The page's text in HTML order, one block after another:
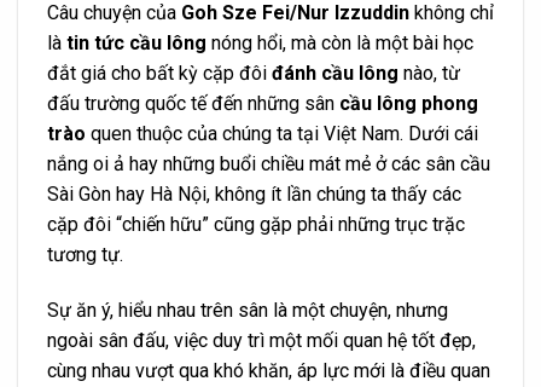
Câu chuyện của Goh Sze Fei/Nur Izzuddin không chỉ
là tin tức cầu lông nóng hổi, mà còn là một bài học
đắt giá cho bất kỳ cặp đôi đánh cầu lông nào, từ
đấu trường quốc tế đến những sân cầu lông phong
trào quen thuộc của chúng ta tại Việt Nam. Dưới cái
nắng oi ả hay những buổi chiều mát mẻ ở các sân cầu
Sài Gòn hay Hà Nội, không ít lần chúng ta thấy các
cặp đôi “chiến hữu” cũng gặp phải những trục trặc
tương tự.
Sự ăn ý, hiểu nhau trên sân là một chuyện, nhưng
ngoài sân đấu, việc duy trì một mối quan hệ tốt đẹp,
cùng nhau vượt qua khó khăn, áp lực mới là điều quan